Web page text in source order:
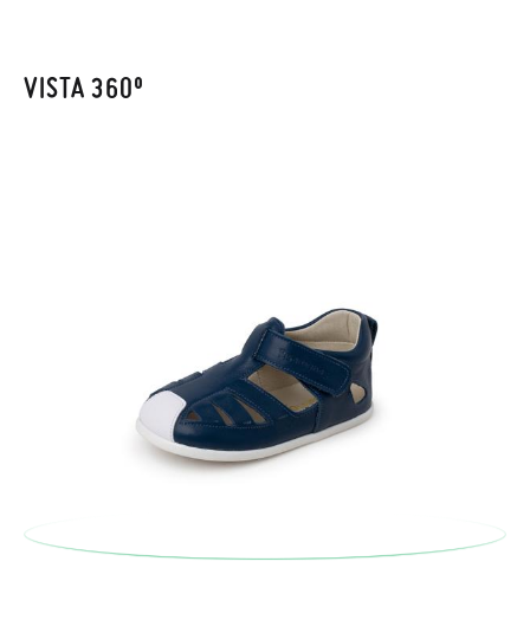
recogeremos la primera, sin gastos, en unos pocos días!
VISTA 360º